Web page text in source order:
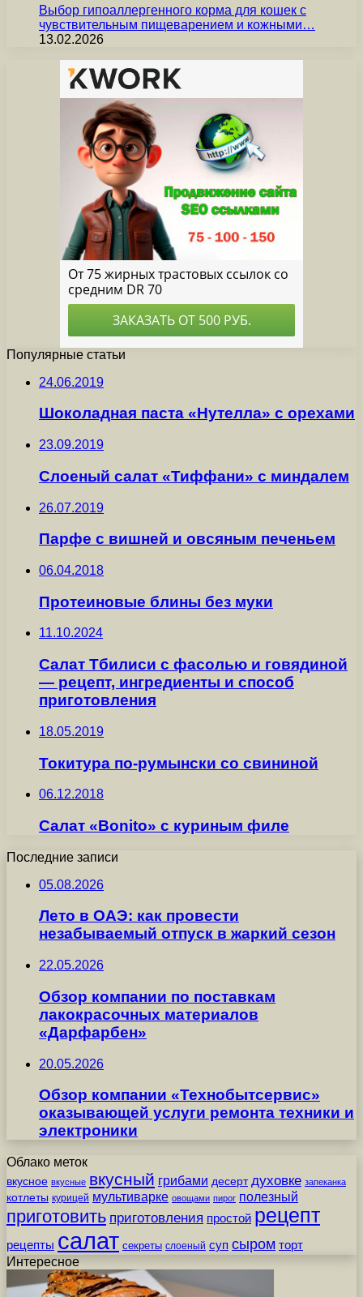
Выбор гипоаллергенного корма для кошек с
чувствительным пищеварением и кожными…
13.02.2026
Популярные статьи
24.06.2019
Шоколадная паста «Нутелла» с орехами
23.09.2019
Слоеный салат «Тиффани» с миндалем
26.07.2019
Парфе с вишней и овсяным печеньем
06.04.2018
Протеиновые блины без муки
11.10.2024
Салат Тбилиси с фасолью и говядиной
— рецепт, ингредиенты и способ
приготовления
18.05.2019
Токитура по-румынски со свининой
06.12.2018
Салат «Bonito» с куриным филе
Последние записи
05.08.2026
Лето в ОАЭ: как провести
незабываемый отпуск в жаркий сезон
22.05.2026
Обзор компании по поставкам
лакокрасочных материалов
«Дарфарбен»
20.05.2026
Обзор компании «Технобытсервис»
оказывающей услуги ремонта техники и
электроники
Облако меток
вкусное вкусные вкусный грибами десерт духовке запеканка
котлеты курицей мультиварке овощами пирог полезный
приготовить приготовления простой рецепт
рецепты салат секреты слоеный суп сыром торт
Интересное